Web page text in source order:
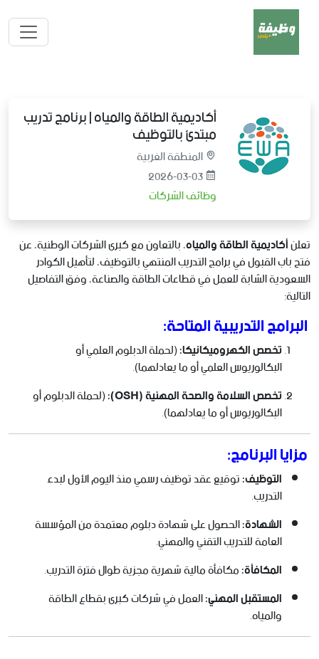
أكاديمية الطاقة والمياه | برنامج تدريب
مبتدئ بالتوظيف
المنطقة الغربية
2026-03-03
وظائف الشركات
تعلنأكاديمية الطاقة والمياه، بالتعاون مع كبرى الشركات الوطنية، عن
فتح باب القبول في برامج التدريب المنتهي بالتوظيف، لتأهيل الكوادر
السعودية الشابة للعمل في قطاعات الطاقة والصناعة، وفق التفاصيل
التالية:
البرامج التدريبية المتاحة:
تخصص الكهروميكانيكا:(لحملة الدبلوم العلمي أو
البكالوريوس العلمي أو ما يعادلهما).
تخصص السلامة والصحة المهنية (OSH):
(لحملة الدبلوم أو
البكالوريوس أو ما يعادلهما).
مزايا البرنامج:
التوظيف:توقيع عقد توظيف رسمي منذ اليوم الأول لبدء
التدريب.
الشهادة:الحصول على شهادة دبلوم معتمدة من المؤسسة
العامة للتدريب التقني والمهني.
المكافأة:مكافأة مالية شهرية مجزية طوال فترة التدريب.
المستقبل المهني:العمل في شركات كبرى بقطاع الطاقة
والمياه.